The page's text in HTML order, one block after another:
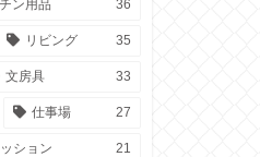
ン用品 36
リビング 35
文房具 33
仕事場 27
ション 21